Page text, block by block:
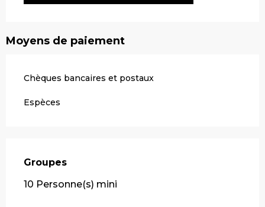
Moyens de paiement
Chèques bancaires et postaux
Espèces
Groupes
Groupes
10 Personne(s) mini